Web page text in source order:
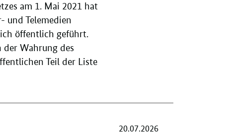
am 1. Mai 2021 hat
und Telemedien
öffentlich geführt.
Wahrung des
Teil der Liste
20.07.2026